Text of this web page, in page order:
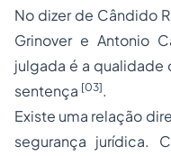
No dizer de Cândido
Grinover e Antonio
julgada é a qualidade
sentença [03].
Existe uma relação
segurança jurídica.